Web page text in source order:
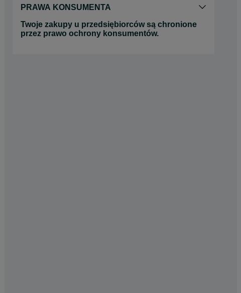
PRAWA KONSUMENTA
Twoje zakupy u przedsiębiorców są chronione
przez prawo ochrony konsumentów.